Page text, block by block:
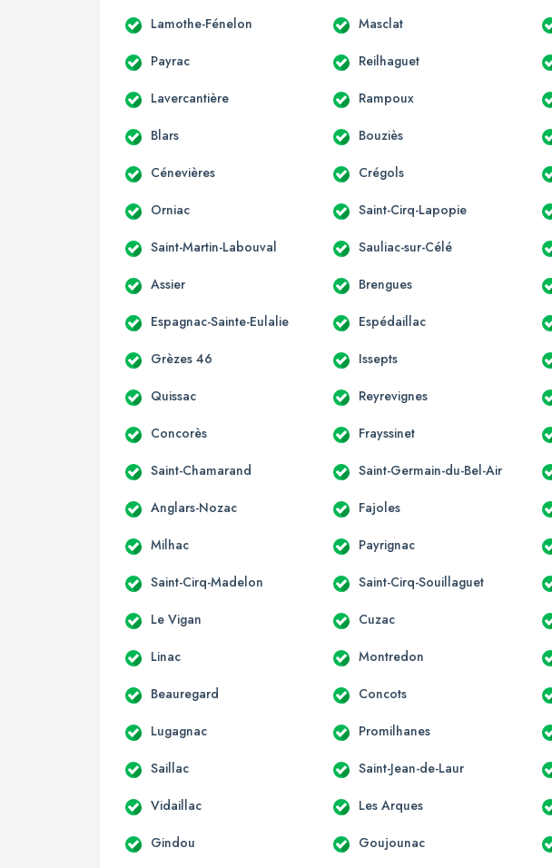
Lamothe-Fénelon Masclat
Payrac Reilhaguet
Lavercantière Rampoux
Blars Bouziès
Cénevières Crégols
Orniac Saint-Cirq-Lapopie
Saint-Martin-Labouval Sauliac-sur-Célé
Assier Brengues
Espagnac-Sainte-Eulalie Espédaillac
Grèzes 46 Issepts
Quissac Reyrevignes
Concorès Frayssinet
Saint-Chamarand Saint-Germain-du-Bel-Air
Anglars-Nozac Fajoles
Milhac Payrignac
Saint-Cirq-Madelon Saint-Cirq-Souillaguet
Le Vigan Cuzac
Linac Montredon
Beauregard Concots
Lugagnac Promilhanes
Saillac Saint-Jean-de-Laur
Vidaillac Les Arques
Gindou Goujounac